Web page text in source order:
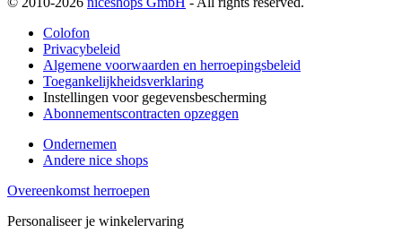
Colofon
Privacybeleid
Algemene voorwaarden en herroepingsbeleid
Toegankelijkheidsverklaring
Instellingen voor gegevensbescherming
Abonnementscontracten opzeggen
Ondernemen
Andere nice shops
Overeenkomst herroepen
Personaliseer je winkelervaring